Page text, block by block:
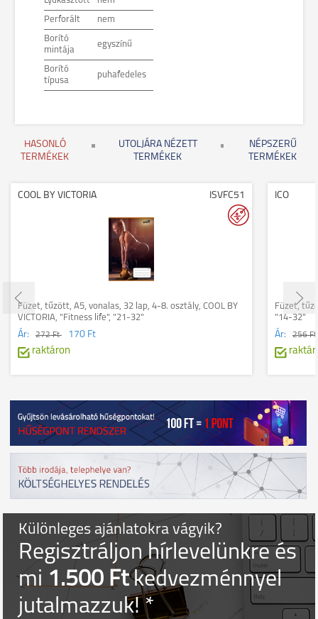
Perforált nem
Borító
mintája
egyszínű
Borító
típusa
puhafedeles
HASONLÓ
TERMÉKEK
UTOLJÁRA NÉZETT
TERMÉKEK
NÉPSZERŰ
TERMÉKEK
COOL BY VICTORIA ISVFC51
Füzet, tűzött, A5, vonalas, 32 lap, 4-8. osztály, COOL BY
VICTORIA, "Fitness life", "21-32"
Ár: 272 Ft
170 Ft
raktáron
ICO
Füzet,
"14-32"
Ár: 256 Ft
Különleges ajánlatokra vágyik?
Regisztráljon hírlevelünkre és
mi1.500 Ftkedvezménnyel
jutalmazzuk! *